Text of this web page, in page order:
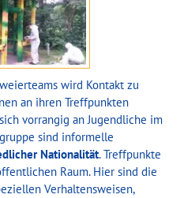
wird Kontakt zu
an ihren Treffpunkten
vorrangig an Jugendliche im
sind informelle
Nationalität. Treffpunkte
Raum. Hier sind die
Verhaltensweisen,